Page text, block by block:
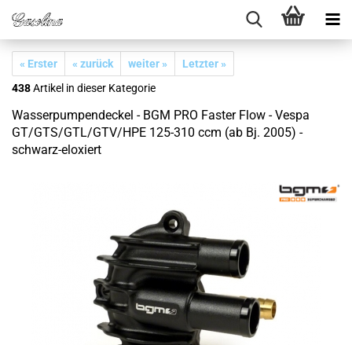
« Erster « zurück weiter »
Letzter »
438Artikel in dieser Kategorie
Wasserpumpendeckel - BGM PRO Faster Flow - Vespa
GT/GTS/GTL/GTV/HPE 125-310 ccm (ab Bj. 2005) -
schwarz-eloxiert